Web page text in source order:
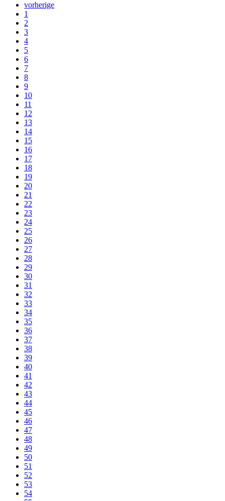
vorherige
1
2
3
4
5
6
7
8
9
10
11
12
13
14
15
16
17
18
19
20
21
22
23
24
25
26
27
28
29
30
31
32
33
34
35
36
37
38
39
40
41
42
43
44
45
46
47
48
49
50
51
52
53
54